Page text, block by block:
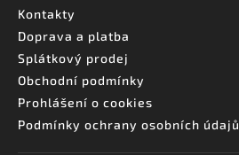
Kontakty
Doprava a platba
Splátkový prodej
Obchodní podmínky
Prohlášení o cookies
Podmínky ochrany osobních údajů